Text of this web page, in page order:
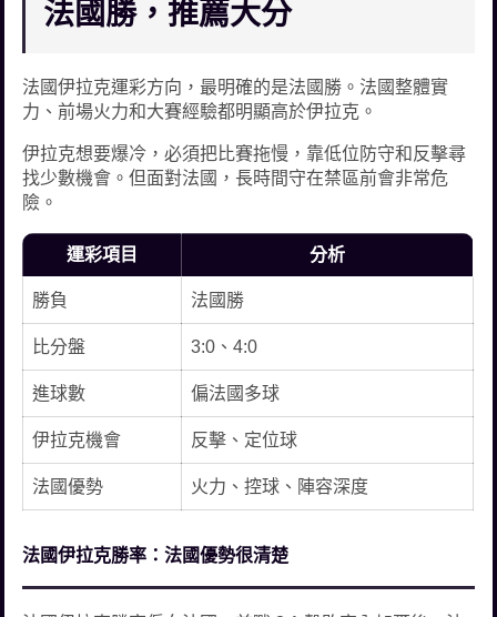
法國勝，推薦大分
法國伊拉克運彩方向，最明確的是法國勝。法國整體實
力、前場火力和大賽經驗都明顯高於伊拉克。
伊拉克想要爆冷，必須把比賽拖慢，靠低位防守和反擊尋
找少數機會。但面對法國，長時間守在禁區前會非常危
險。
運彩項目 分析
勝負 法國勝
比分盤 3:0、4:0
進球數 偏法國多球
伊拉克機會 反擊、定位球
法國優勢 火力、控球、陣容深度
法國伊拉克勝率：法國優勢很清楚